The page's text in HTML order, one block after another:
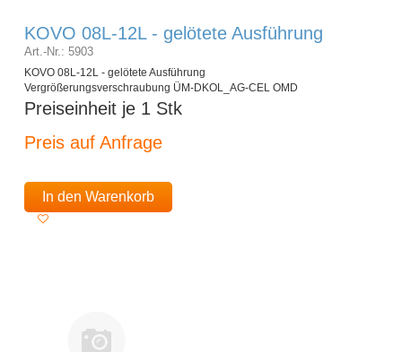
KOVO 08L-12L - gelötete Ausführung
Art.-Nr.: 5903
KOVO 08L-12L - gelötete Ausführung
Vergrößerungsverschraubung ÜM-DKOL_AG-CEL OMD
Preiseinheit je 1 Stk
Preis auf Anfrage
In den Warenkorb